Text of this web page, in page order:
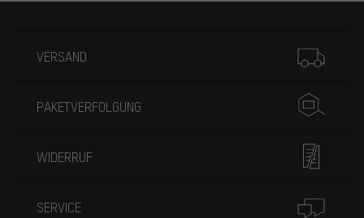
VERSAND
PAKETVERFOLGUNG
WIDERRUF
SERVICE